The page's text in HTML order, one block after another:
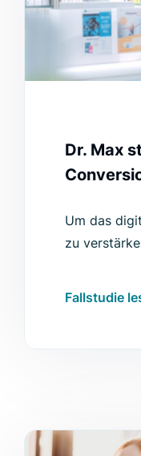
Dr. Max
Um das
zu
Fallstudie